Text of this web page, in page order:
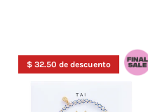
$ 32.50 de descuento